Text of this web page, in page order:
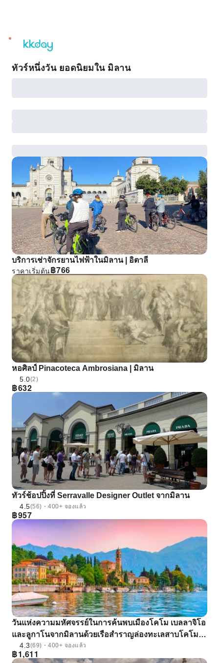
unread
notifications
ทัวร์หนึ่งวัน ยอดนิยมใน มิลาน
บริการเช่าจักรยานไฟฟ้าในมิลาน | อิตาลี
฿766
ราคาเริ่มต้น
หอศิลป์ Pinacoteca Ambrosiana | มิลาน
5.0(2)
฿632
ทัวร์ช้อปปิ้งที่ Serravalle Designer Outlet จากมิลาน
4.5(56)・400+ จองแล้ว
฿957
วันแห่งความมหัศจรรย์ในการค้นพบเมืองโคโม เบลลาจิโอ
และลูกาโนจากมิลานด้วยเรือสําราญล่องทะเลสาบโคโม |
อิตาลี
4.3(69)・400+ จองแล้ว
฿1,611